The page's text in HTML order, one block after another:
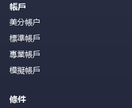
帳戶
美分帳户
標準帳戶
專業帳戶
模擬帳戶
條件